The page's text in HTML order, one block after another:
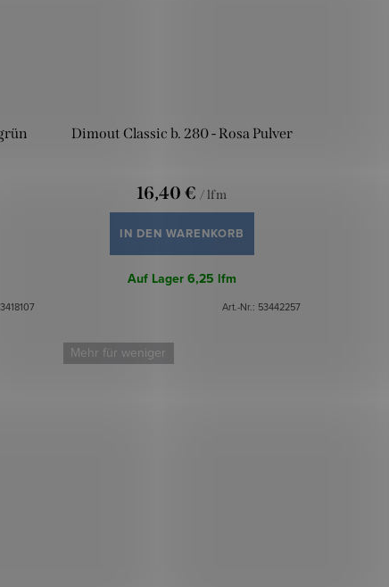
Dimout Classic b. 280 - Rosa Pulver
16,40 €/ lfm
IN DEN WARENKORB
Auf Lager 6,25 lfm
Art.-Nr.: 53442257
Mehr für weniger